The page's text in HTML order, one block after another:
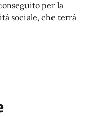
per la
sociale, che terrà